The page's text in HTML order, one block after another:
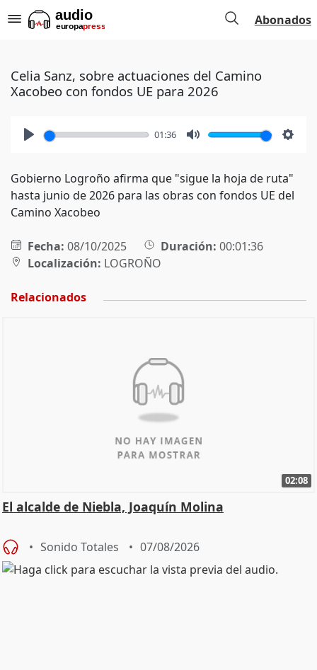
Abonados
Celia Sanz, sobre actuaciones del Camino
Xacobeo con fondos UE para 2026
01:36
Gobierno Logroño afirma que "sigue la hoja de ruta"
hasta junio de 2026 para las obras con fondos UE del
Camino Xacobeo
Fecha: 08/10/2025 Duración: 00:01:36
Localización: LOGROÑO
Relacionados
02:08
El alcalde de Niebla, Joaquín Molina
Sonido Totales 07/08/2026